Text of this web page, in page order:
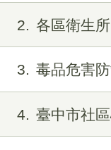
2 各區衛生
3 毒品危害
4 臺中市社